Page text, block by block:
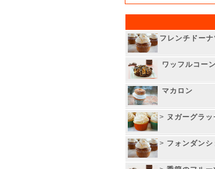
フレンチドーナ
ワッフルコーン
マカロン
> ヌガーグラッ
> フォンダンシ